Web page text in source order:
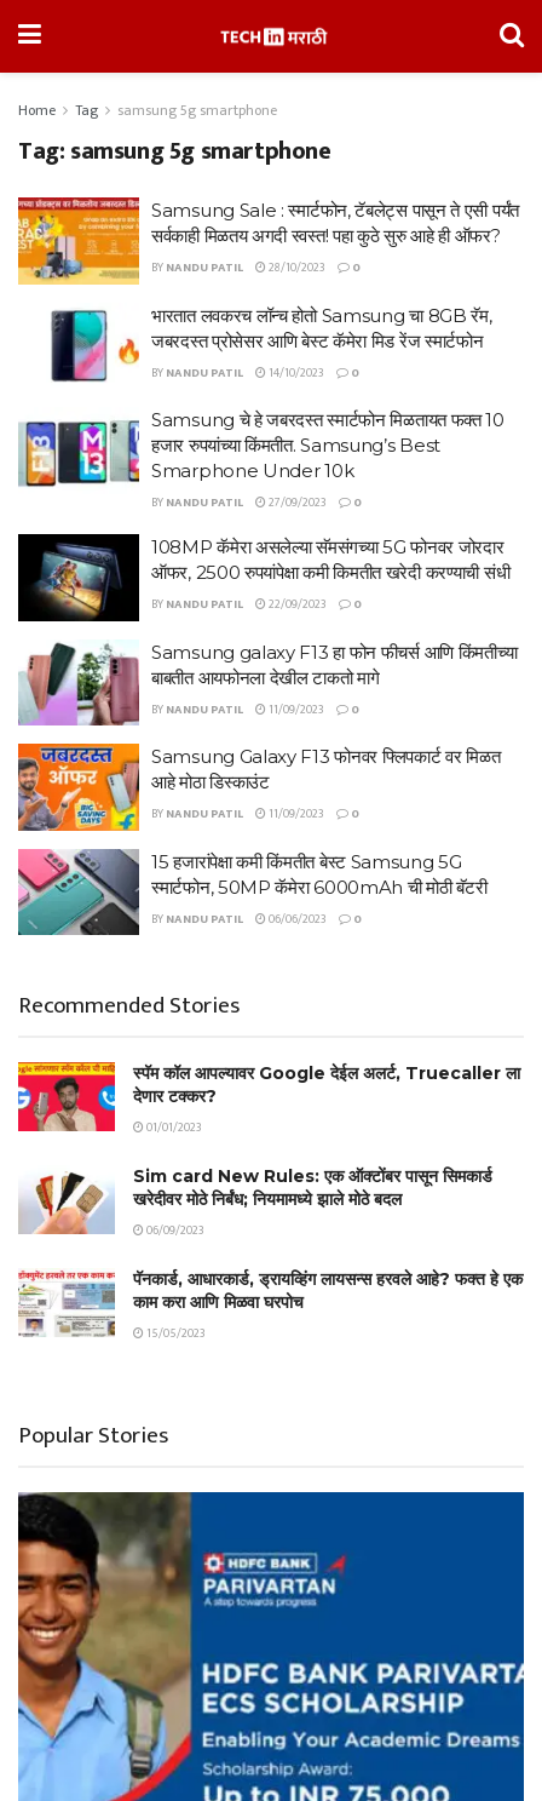
Home Tag samsung 5g smartphone
Tag:samsung 5g smartphone
Samsung Sale : स्मार्टफोन, टॅबलेट्स पासून ते एसी पर्यंत
सर्वकाही मिळतय अगदी स्वस्त! पहा कुठे सुरु आहे ही ऑफर?
BYNANDU PATIL 28/10/2023 0
भारतात लवकरच लॉन्च होतो Samsung चा 8GB रॅम,
जबरदस्त प्रोसेसर आणि बेस्ट कॅमेरा मिड रेंज स्मार्टफोन
BYNANDU PATIL 14/10/2023 0
Samsung चे हे जबरदस्त स्मार्टफोन मिळतायत फक्त 10
हजार रुपयांच्या किंमतीत. Samsung’s Best
Smarphone Under 10k
BYNANDU PATIL 27/09/2023 0
108MP कॅमेरा असलेल्या सॅमसंगच्या 5G फोनवर जोरदार
ऑफर, 2500 रुपयांपेक्षा कमी किमतीत खरेदी करण्याची संधी
BYNANDU PATIL 22/09/2023 0
Samsung galaxy F13 हा फोन फीचर्स आणि किंमतीच्या
बाबतीत आयफोनला देखील टाकतो मागे
BYNANDU PATIL 11/09/2023 0
Samsung Galaxy F13 फोनवर फ्लिपकार्ट वर मिळत
आहे मोठा डिस्काउंट
BYNANDU PATIL 11/09/2023 0
15 हजारांपेक्षा कमी किंमतीत बेस्ट Samsung 5G
स्मार्टफोन, 50MP कॅमेरा 6000mAh ची मोठी बॅटरी
BYNANDU PATIL 06/06/2023 0
Recommended Stories
स्पॅम कॉल आपल्यावर Google देईल अलर्ट, Truecaller ला
देणार टक्कर?
01/01/2023
Sim card New Rules: एक ऑक्टोंबर पासून सिमकार्ड
खरेदीवर मोठे निर्बंध; नियमामध्ये झाले मोठे बदल
06/09/2023
पॅनकार्ड, आधारकार्ड, ड्रायव्हिंग लायसन्स हरवले आहे? फक्त हे एक
काम करा आणि मिळवा घरपोच
15/05/2023
Popular Stories